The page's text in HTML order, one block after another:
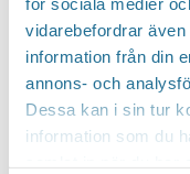
vidarebefordrar
information från din
annons- och
Dessa kan i sin tur
information som du